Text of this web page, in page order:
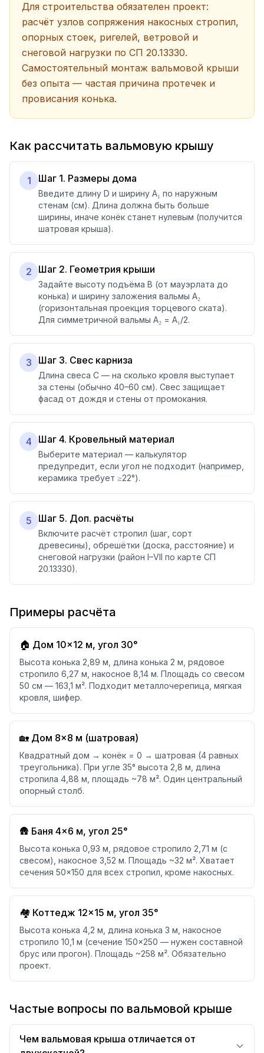
Для строительства обязателен проект:
расчёт узлов сопряжения накосных стропил,
опорных стоек, ригелей, ветровой и
снеговой нагрузки по СП 20.13330.
Самостоятельный монтаж вальмовой крыши
без опыта — частая причина протечек и
провисания конька.
Как рассчитать вальмовую крышу
1 Шаг 1. Размеры дома
Введите длину D и ширину A₁ по наружным
стенам (см). Длина должна быть больше
ширины, иначе конёк станет нулевым (получится
шатровая крыша).
2 Шаг 2. Геометрия крыши
Задайте высоту подъёма B (от мауэрлата до
конька) и ширину заложения вальмы A₂
(горизонтальная проекция торцевого ската).
Для симметричной вальмы A₂ = A₁/2.
3 Шаг 3. Свес карниза
Длина свеса C — на сколько кровля выступает
за стены (обычно 40–60 см). Свес защищает
фасад от дождя и стены от промокания.
4 Шаг 4. Кровельный материал
Выберите материал — калькулятор
предупредит, если угол не подходит (например,
керамика требует ≥22°).
5 Шаг 5. Доп. расчёты
Включите расчёт стропил (шаг, сорт
древесины), обрешётки (доска, расстояние) и
снеговой нагрузки (район I–VII по карте СП
20.13330).
Примеры расчёта
🏠 Дом 10×12 м, угол 30°
Высота конька 2,89 м, длина конька 2 м, рядовое
стропило 6,27 м, накосное 8,14 м. Площадь со свесом
50 см — 163,1 м². Подходит металлочерепица, мягкая
кровля, шифер.
🏡 Дом 8×8 м (шатровая)
Квадратный дом → конёк = 0 → шатровая (4 равных
треугольника). При угле 35° высота 2,8 м, длина
стропила 4,88 м, площадь ~78 м². Один центральный
опорный столб.
🛖 Баня 4×6 м, угол 25°
Высота конька 0,93 м, рядовое стропило 2,71 м (с
свесом), накосное 3,52 м. Площадь ~32 м². Хватает
сечения 50×150 для всех стропил, кроме накосных.
🏘️ Коттедж 12×15 м, угол 35°
Высота конька 4,2 м, длина конька 3 м, накосное
стропило 10,1 м (сечение 150×250 — нужен составной
брус или прогон). Площадь ~258 м². Обязательно
проект.
Частые вопросы по вальмовой крыше
Чем вальмовая крыша отличается от